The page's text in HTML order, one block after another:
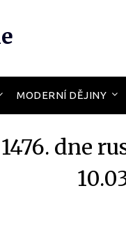
MODERNÍ DĚJINY
dne